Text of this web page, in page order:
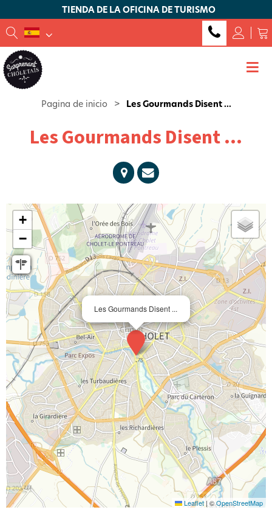
TIENDA DE LA OFICINA DE TURISMO
Pagina de inicio > Les Gourmands Disent ...
Les Gourmands Disent ...
Les Gourmands Disent ...
+
−
Leaflet | ©OpenStreetMap